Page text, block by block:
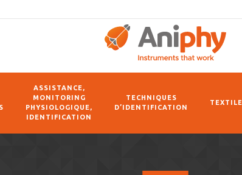
ASSISTANCE,
MONITORING
PHYSIOLOGIQUE,
IDENTIFICATION
TECHNIQUES
D’IDENTIFICATION